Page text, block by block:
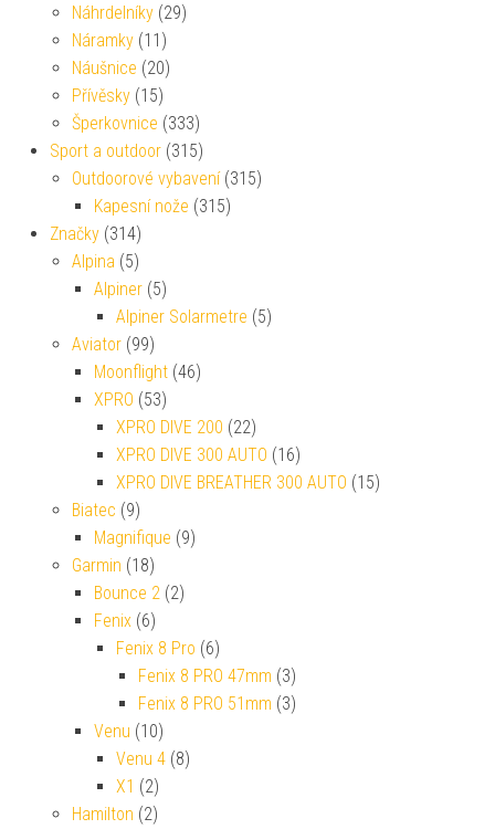
Náhrdelníky (29)
Náramky (11)
Náušnice (20)
Přívěsky (15)
Šperkovnice (333)
Sport a outdoor (315)
Outdoorové vybavení (315)
Kapesní nože (315)
Značky (314)
Alpina (5)
Alpiner (5)
Alpiner Solarmetre (5)
Aviator (99)
Moonflight (46)
XPRO (53)
XPRO DIVE 200 (22)
XPRO DIVE 300 AUTO (16)
XPRO DIVE BREATHER 300 AUTO (15)
Biatec (9)
Magnifique (9)
Garmin (18)
Bounce 2 (2)
Fenix (6)
Fenix 8 Pro (6)
Fenix 8 PRO 47mm (3)
Fenix 8 PRO 51mm (3)
Venu (10)
Venu 4 (8)
X1 (2)
Hamilton (2)